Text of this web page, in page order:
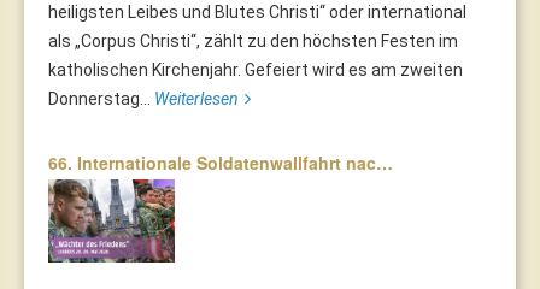
heiligsten Leibes und Blutes Christi“ oder international
als „Corpus Christi“, zählt zu den höchsten Festen im
katholischen Kirchenjahr. Gefeiert wird es am zweiten
Donnerstag... Weiterlesen
66. Internationale Soldatenwallfahrt nac…